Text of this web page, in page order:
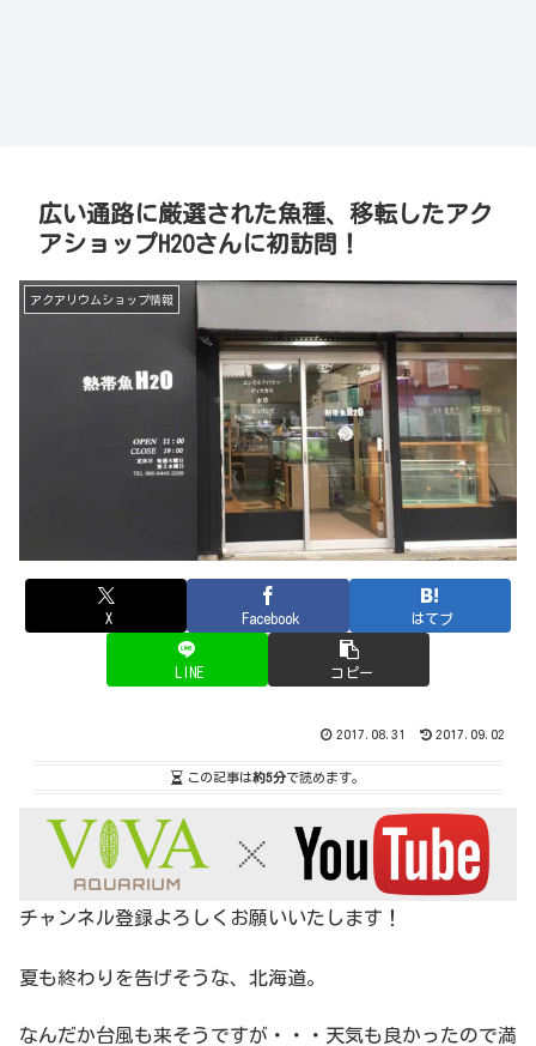
広い通路に厳選された魚種、移転したアク
アショップH2Oさんに初訪問！
アクアリウムショップ情報
X Facebook はてブ
LINE コピー
2017.08.31 2017.09.02
この記事は約5分で読めます。
チャンネル登録よろしくお願いいたします！
夏も終わりを告げそうな、北海道。
なんだか台風も来そうですが・・・天気も良かったので満